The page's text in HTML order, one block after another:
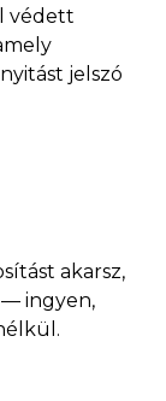
védett
jelszó
akarsz,
— ingyen,